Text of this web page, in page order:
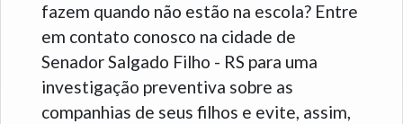
fazem quando não estão na escola? Entre
em contato conosco na cidade de
Senador Salgado Filho - RS para uma
investigação preventiva sobre as
companhias de seus filhos e evite, assim,